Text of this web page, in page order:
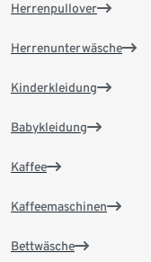
Herrenpullover
Herrenunterwäsche
Kinderkleidung
Babykleidung
Kaffee
Kaffeemaschinen
Bettwäsche